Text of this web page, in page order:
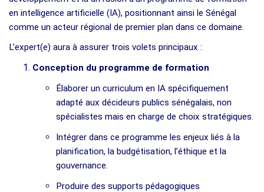
en intelligence artificielle (IA), positionnant ainsi le Sénégal
comme un acteur régional de premier plan dans ce domaine.
L’expert(e) aura à assurer trois volets principaux :
Conception du programme de formation
Élaborer un curriculum en IA spécifiquement
adapté aux décideurs publics sénégalais, non
spécialistes mais en charge de choix stratégiques.
Intégrer dans ce programme les enjeux liés à la
planification, la budgétisation, l’éthique et la
gouvernance.
Produire des supports pédagogiques